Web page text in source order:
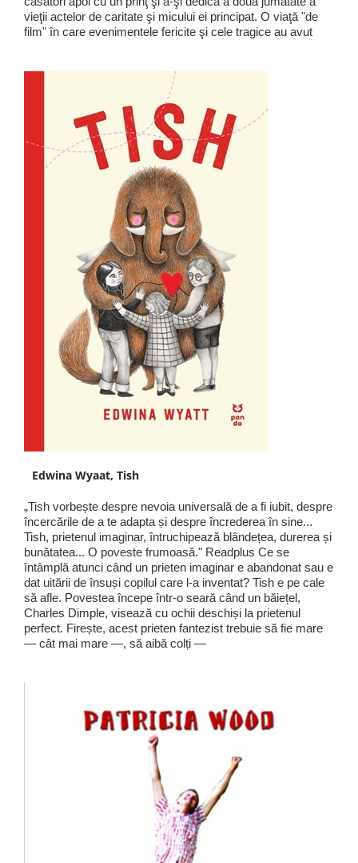
vieţii actelor de caritate şi micului ei principat. O viaţă "de
film" în care evenimentele fericite şi cele tragice au avut
Edwina Wyaat, Tish
„Tish vorbește despre nevoia universală de a fi iubit, despre
încercările de a te adapta și despre încrederea în sine...
Tish, prietenul imaginar, întruchipează blândețea, durerea și
bunătatea... O poveste frumoasă." Readplus Ce se
întâmplă atunci când un prieten imaginar e abandonat sau e
dat uitării de însuși copilul care l-a inventat? Tish e pe cale
să afle. Povestea începe într-o seară când un băiețel,
Charles Dimple, visează cu ochii deschiși la prietenul
perfect. Firește, acest prieten fantezist trebuie să fie mare
— cât mai mare —, să aibă colți —